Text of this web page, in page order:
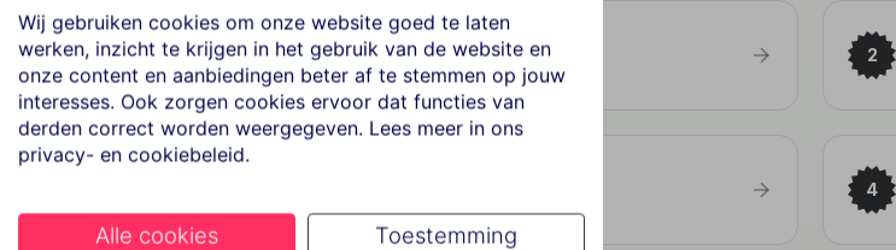
1
Kefalos Beach Tourist Village
★★★★
2
4
Wij gebruiken cookies om onze website goed te laten
werken, inzicht te krijgen in het gebruik van de website en
onze content en aanbiedingen beter af te stemmen op jouw
interesses. Ook zorgen cookies ervoor dat functies van
derden correct worden weergegeven. Lees meer in ons
privacy- en cookiebeleid.
Alle cookies
Toestemming